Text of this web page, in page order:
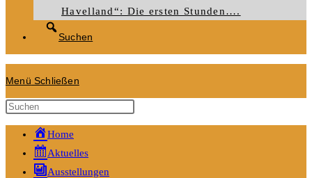
Havelland“: Die ersten Stunden….
Suchen
Menü Schließen
Diese
Website
durchsuchen
Home
Aktuelles
Ausstellungen